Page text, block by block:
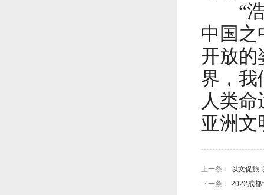
“浩
中国之
开放的
界，我
人类
亚洲文
上一条：
以文促旅
下一条： 2022成都